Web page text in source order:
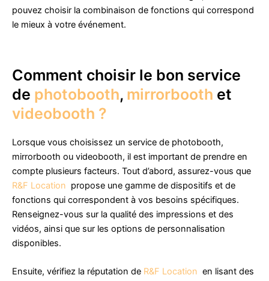
pouvez choisir la combinaison de fonctions qui correspond
le mieux à votre événement.
Comment choisir le bon service
de photobooth, mirrorbooth et
videobooth ?
Lorsque vous choisissez un service de photobooth,
mirrorbooth ou videobooth, il est important de prendre en
compte plusieurs facteurs. Tout d’abord, assurez-vous que
R&F Location propose une gamme de dispositifs et de
fonctions qui correspondent à vos besoins spécifiques.
Renseignez-vous sur la qualité des impressions et des
vidéos, ainsi que sur les options de personnalisation
disponibles.
Ensuite, vérifiez la réputation de R&F Location en lisant des